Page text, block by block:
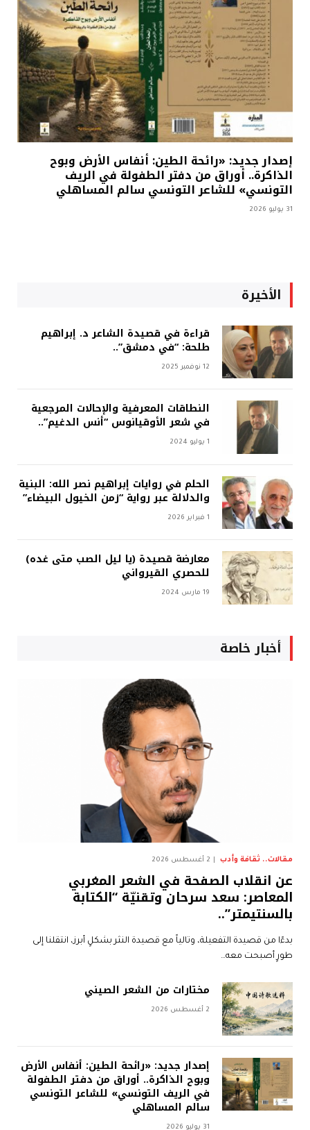
إصدار جديد: «رائحة الطين: أنفاس الأرض وبوح
الذاكرة.. أوراق من دفتر الطفولة في الريف
التونسي» للشاعر التونسي سالم المساهلي
31 يوليو 2026
الأخيرة
قراءة في قصيدة الشاعر د. إبراهيم
طلحة: “في دمشق”..
12 نوفمبر 2025
النطاقات المعرفية والإحالات المرجعية
في شعر الأوقيانوس “أنس الدغيم”..
1 يوليو 2024
الحلم في روايات إبراهيم نصر الله: البنية
والدلالة عبر رواية “زمن الخيول البيضاء”
1 فبراير 2026
معارضة قصيدة (يا ليل الصب متى غده)
للحصري القيرواني
19 مارس 2024
أخبار خاصة
مقالات.. ثقافة وأدب 2 أغسطس 2026
عن انقلاب الصفحة في الشعر المغربي
المعاصر: سعد سرحان وتقنيّة “الكتابة
بالسنتيمتر”..
بدءًا من قصيدة التفعيلة، وتالياً مع قصيدة النثر بشكلٍ أبرز، انتقلنا إلى
طورٍ أصبحت معه…
مختارات من الشعر الصيني
2 أغسطس 2026
إصدار جديد: «رائحة الطين: أنفاس الأرض
وبوح الذاكرة.. أوراق من دفتر الطفولة
في الريف التونسي» للشاعر التونسي
سالم المساهلي
31 يوليو 2026